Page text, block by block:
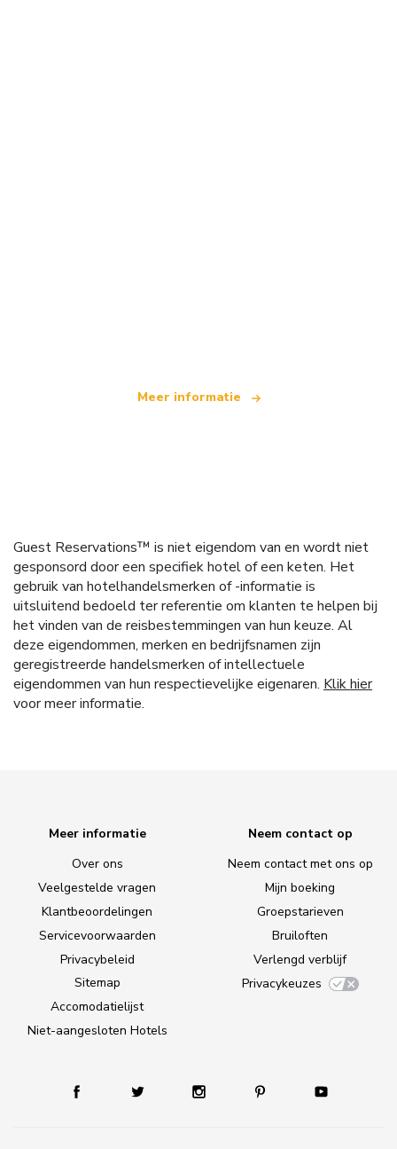
Meer informatie
Guest Reservations™ is niet eigendom van en wordt niet
gesponsord door een specifiek hotel of een keten. Het
gebruik van hotelhandelsmerken of -informatie is
uitsluitend bedoeld ter referentie om klanten te helpen bij
het vinden van de reisbestemmingen van hun keuze. Al
deze eigendommen, merken en bedrijfsnamen zijn
geregistreerde handelsmerken of intellectuele
eigendommen van hun respectievelijke eigenaren. Klik hier
voor meer informatie.
Meer informatie
Over ons
Veelgestelde vragen
Klantbeoordelingen
Servicevoorwaarden
Privacybeleid
Sitemap
Accomodatielijst
Niet-aangesloten Hotels
Neem contact op
Neem contact met ons op
Mijn boeking
Groepstarieven
Bruiloften
Verlengd verblijf
Privacykeuzes